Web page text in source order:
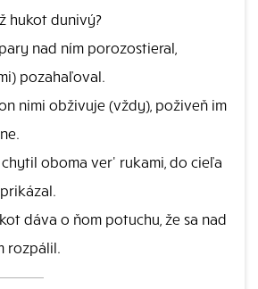
hukot dunivý?
nad ním porozostieral,
pozahaľoval.
nimi obživuje (vždy), poživeň im
chytil oboma ver' rukami, do cieľa
dáva o ňom potuchu, že sa nad
rozpálil.